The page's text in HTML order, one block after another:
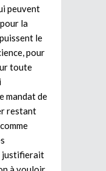
peuvent
la
le
pour
toute
mandat de
restant
justifierait